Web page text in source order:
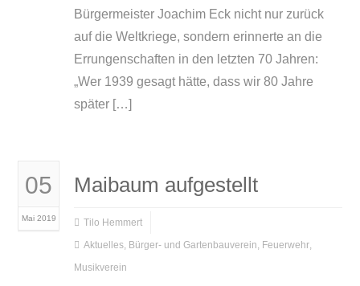
Bürgermeister Joachim Eck nicht nur zurück
auf die Weltkriege, sondern erinnerte an die
Errungenschaften in den letzten 70 Jahren:
„Wer 1939 gesagt hätte, dass wir 80 Jahre
später […]
05
Mai 2019
Maibaum aufgestellt
Tilo Hemmert
Aktuelles, Bürger- und Gartenbauverein, Feuerwehr,
Musikverein